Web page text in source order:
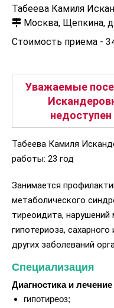
Табеева Камиля
Москва, Щепкина,
Стоимость приема -
Уважаемые
Табеева Камиля
работы: 23 год
Занимается
метаболического
тиреоидита,
гипотериоза,
других заболеваний
Специализация
Диагностика и
гипотиреоз;